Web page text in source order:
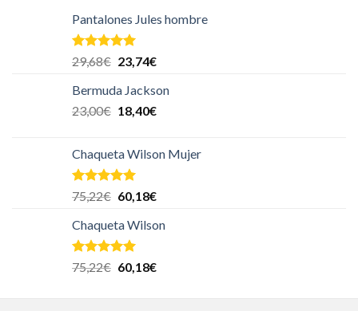
Pantalones Jules hombre
Valorado en
5.00
29,68€ 23,74€
Bermuda Jackson
23,00€ 18,40€
Chaqueta Wilson Mujer
Valorado en
5.00
75,22€ 60,18€
Chaqueta Wilson
Valorado en
5.00
75,22€ 60,18€